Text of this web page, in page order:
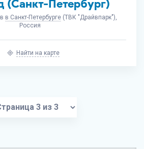
(Санкт-Петербург)
в Санкт-Петербурге (ТВК "Драйвпарк"),
Россия
Найти на карте